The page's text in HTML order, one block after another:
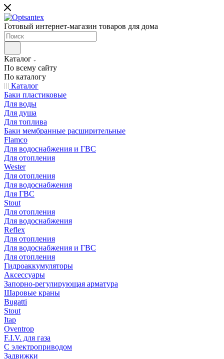
Готовый интернет-магазин товаров для дома
Каталог
По всему сайту
По каталогу
Каталог
Баки пластиковые
Для воды
Для душа
Для топлива
Баки мембранные расширительные
Flamco
Для водоснабжения и ГВС
Для отопления
Wester
Для отопления
Для водоснабжения
Для ГВС
Stout
Для отопления
Для водоснабжения
Reflex
Для отопления
Для водоснабжения и ГВС
Для отопления
Гидроаккумуляторы
Аксессуары
Запорно-регулирующая арматура
Шаровые краны
Bugatti
Stout
Itap
Oventrop
F.I.V. для газа
С электроприводом
Задвижки